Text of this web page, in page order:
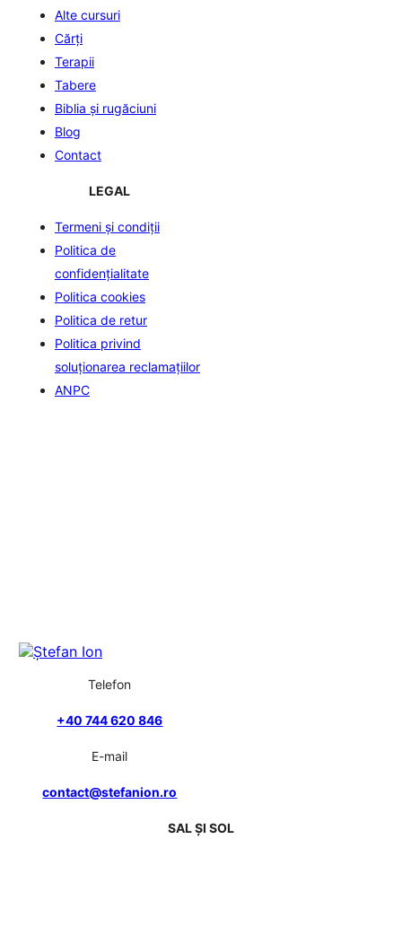
Alte cursuri
Cărți
Terapii
Tabere
Biblia şi rugăciuni
Blog
Contact
LEGAL
Termeni și condiții
Politica de
confidenţialitate
Politica cookies
Politica de retur
Politica privind
soluționarea reclamațiilor
ANPC
Telefon
+40 744 620 846
E-mail
contact@stefanion.ro
SAL ȘI SOL